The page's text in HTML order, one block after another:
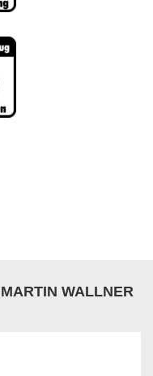
WALLNER